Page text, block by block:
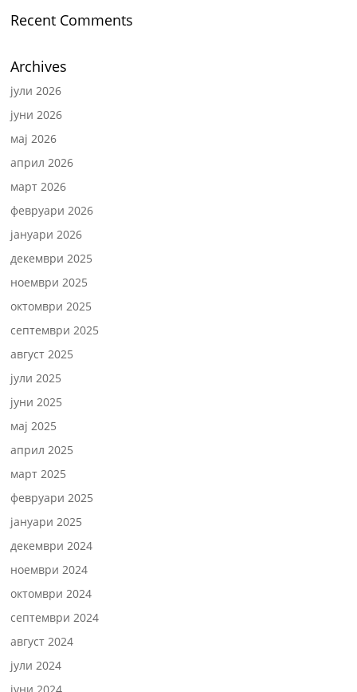
Recent Comments
Archives
јули 2026
јуни 2026
мај 2026
април 2026
март 2026
февруари 2026
јануари 2026
декември 2025
ноември 2025
октомври 2025
септември 2025
август 2025
јули 2025
јуни 2025
мај 2025
април 2025
март 2025
февруари 2025
јануари 2025
декември 2024
ноември 2024
октомври 2024
септември 2024
август 2024
јули 2024